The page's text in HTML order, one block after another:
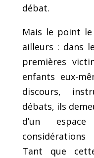
débat.
Mais le point
ailleurs : dans
premières
enfants eux-
discours,
débats, ils
d’un
Tant que